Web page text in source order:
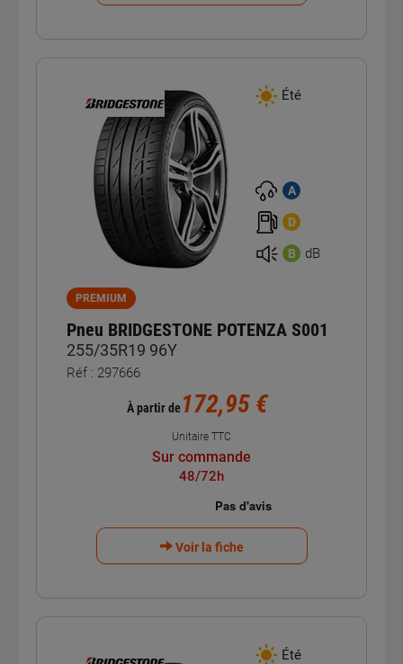
Été
A
D
B dB
PREMIUM
Pneu BRIDGESTONE POTENZA S001
255/35R19 96Y
Réf : 297666
À partir de172,95 €
Unitaire TTC
Sur commande
48/72h
Voir la fiche
Été